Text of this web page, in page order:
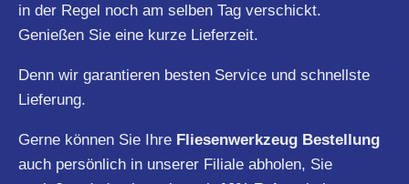
in der Regel noch am selben Tag verschickt.
Genießen Sie eine kurze Lieferzeit.
Denn wir garantieren besten Service und schnellste
Lieferung.
Gerne können Sie Ihre Fliesenwerkzeug Bestellung
auch persönlich in unserer Filiale abholen, Sie